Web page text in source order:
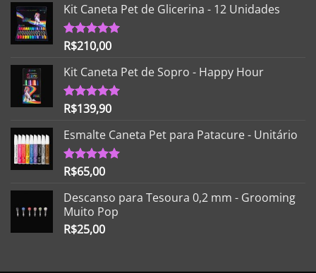
Kit Caneta Pet de Glicerina - 12 Unidades
Avaliação
R$210,00
Kit Caneta Pet de Sopro - Happy Hour
Avaliação
R$139,90
Esmalte Caneta Pet para Patacure - Unitário
Avaliação
R$65,00
Descanso para Tesoura 0,2 mm - Grooming
Muito Pop
R$25,00